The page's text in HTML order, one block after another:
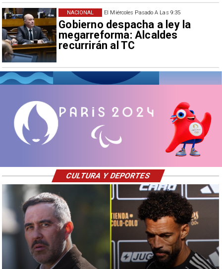
El Miércoles Pasado A Las 9:35
Gobierno despacha a ley la
megarreforma: Alcaldes
recurrirán al TC
NACIONAL
CULTURA Y DEPORTES